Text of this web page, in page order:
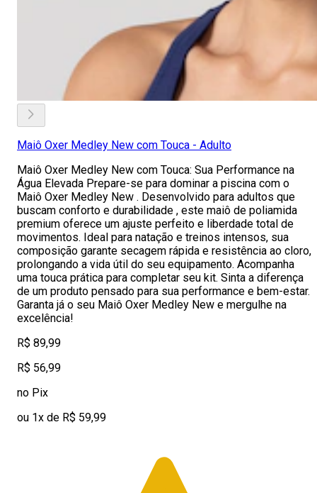
Maiô Oxer Medley New com Touca - Adulto
Maiô Oxer Medley New com Touca: Sua Performance na
Água Elevada Prepare-se para dominar a piscina com o
Maiô Oxer Medley New . Desenvolvido para adultos que
buscam conforto e durabilidade , este maiô de poliamida
premium oferece um ajuste perfeito e liberdade total de
movimentos. Ideal para natação e treinos intensos, sua
composição garante secagem rápida e resistência ao cloro,
prolongando a vida útil do seu equipamento. Acompanha
uma touca prática para completar seu kit. Sinta a diferença
de um produto pensado para sua performance e bem-estar.
Garanta já o seu Maiô Oxer Medley New e mergulhe na
excelência!
R$ 89,99
R$ 56,99
no Pix
ou 1x de R$ 59,99